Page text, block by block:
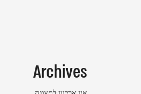
Archives